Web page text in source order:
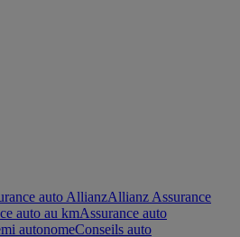
auto AllianzAllianz Assurance
auto au kmAssurance auto
autonomeConseils auto